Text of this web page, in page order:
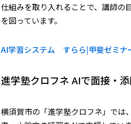
仕組みを取り入れることで、講師の
を図っています。
AI学習システム すらら|甲斐ゼミナ
進学塾クロフネ ――AIで面接・
横須賀市の「進学塾クロフネ」では